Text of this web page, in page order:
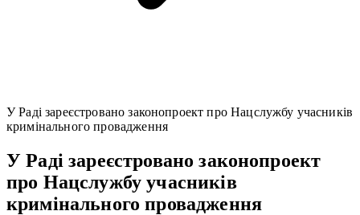
У Раді зареєстровано законопроект про Нацслужбу учасників
кримінального провадження
У Раді зареєстровано законопроект
про Нацслужбу учасників
кримінального провадження